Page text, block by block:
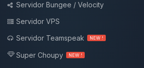
Servidor Bungee / Velocity
Servidor VPS
Servidor Teamspeak
NEW !
Super Choupy NEW !